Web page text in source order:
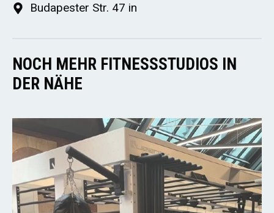
Budapester Str. 47 in
NOCH MEHR FITNESSSTUDIOS IN
DER NÄHE